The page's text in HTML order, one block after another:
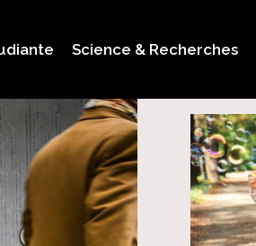
Science & Recherches